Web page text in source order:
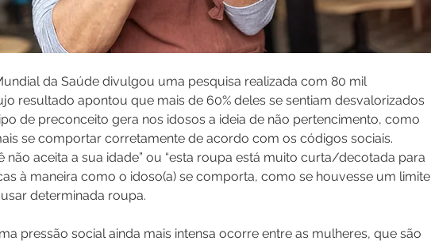
da Saúde divulgou uma pesquisa realizada com 80 mil
resultado apontou que mais de 60% deles se sentiam desvalorizados
de preconceito gera nos idosos a ideia de não pertencimento, como
se comportar corretamente de acordo com os códigos sociais.
não aceita a sua idade” ou “esta roupa está muito curta/decotada para
à maneira como o idoso(a) se comporta, como se houvesse um limite
determinada roupa.
pressão social ainda mais intensa ocorre entre as mulheres, que são